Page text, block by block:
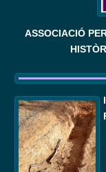
ASSOCIACIÓ
I